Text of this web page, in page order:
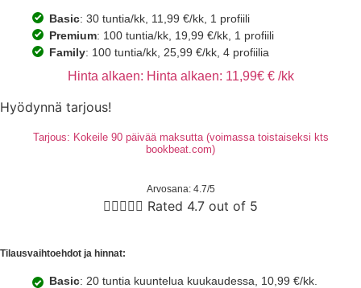
Basic: 30 tuntia/kk, 11,99 €/kk, 1 profiili
Premium: 100 tuntia/kk, 19,99 €/kk, 1 profiili
Family: 100 tuntia/kk, 25,99 €/kk, 4 profiilia
Hinta alkaen: Hinta alkaen: 11,99€ € /kk
Hyödynnä tarjous!
Tarjous: Kokeile 90 päivää maksutta (voimassa toistaiseksi kts
bookbeat.com)
Arvosana: 4.7/5
 Rated 4.7 out of 5
Tilausvaihtoehdot ja hinnat:
Basic: 20 tuntia kuuntelua kuukaudessa, 10,99 €/kk.